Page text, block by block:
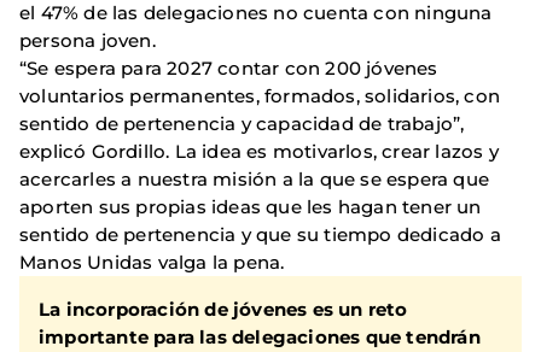
el 47% de las delegaciones no cuenta con ninguna
persona joven.
“Se espera para 2027 contar con 200 jóvenes
voluntarios permanentes, formados, solidarios, con
sentido de pertenencia y capacidad de trabajo”,
explicó Gordillo. La idea es motivarlos, crear lazos y
acercarles a nuestra misión a la que se espera que
aporten sus propias ideas que les hagan tener un
sentido de pertenencia y que su tiempo dedicado a
Manos Unidas valga la pena.
La incorporación de jóvenes es un reto
importante para las delegaciones que tendrán